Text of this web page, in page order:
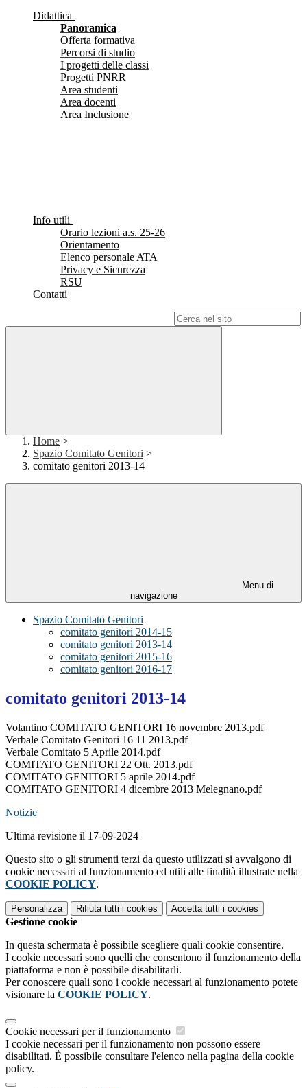
Didattica
Panoramica
Offerta formativa
Percorsi di studio
I progetti delle classi
Progetti PNRR
Area studenti
Area docenti
Area Inclusione
Info utili
Orario lezioni a.s. 25-26
Orientamento
Elenco personale ATA
Privacy e Sicurezza
RSU
Contatti
Home >
Spazio Comitato Genitori >
comitato genitori 2013-14
Menu di
navigazione
Spazio Comitato Genitori
comitato genitori 2014-15
comitato genitori 2013-14
comitato genitori 2015-16
comitato genitori 2016-17
comitato genitori 2013-14
Volantino COMITATO GENITORI 16 novembre 2013.pdf
Verbale Comitato Genitori 16 11 2013.pdf
Verbale Comitato 5 Aprile 2014.pdf
COMITATO GENITORI 22 Ott. 2013.pdf
COMITATO GENITORI 5 aprile 2014.pdf
COMITATO GENITORI 4 dicembre 2013 Melegnano.pdf
Notizie
Ultima revisione il 17-09-2024
Questo sito o gli strumenti terzi da questo utilizzati si avvalgono di
cookie necessari al funzionamento ed utili alle finalità illustrate nella
COOKIE POLICY.
Personalizza Rifiuta tutti i cookies Accetta tutti i cookies
Gestione cookie
In questa schermata è possibile scegliere quali cookie consentire.
I cookie necessari sono quelli che consentono il funzionamento della
piattaforma e non è possibile disabilitarli.
Per conoscere quali sono i cookie necessari al funzionamento potete
visionare la COOKIE POLICY.
Cookie necessari per il funzionamento
I cookie necessari per il funzionamento non possono essere
disabilitati. È possibile consultare l'elenco nella pagina della cookie
policy.